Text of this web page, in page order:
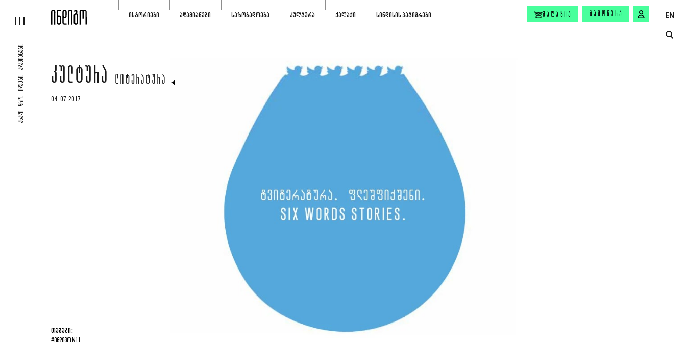
ᲐᲮᲐᲚᲘ ᲓᲠᲝ, ᲘᲓᲔᲔᲑᲘ, ᲐᲓᲐᲛᲘᲐᲜᲔᲑᲘ.
ᲘᲡᲢᲝᲠᲘᲔᲑᲘ ᲐᲓᲐᲛᲘᲐᲜᲔᲑᲘ ᲡᲐᲖᲝᲒᲐᲓᲝᲔᲑᲐ ᲙᲣᲚᲢᲣᲠᲐ ᲥᲐᲚᲐᲥᲘ ᲡᲘᲜᲓᲘᲡᲘᲡ ᲞᲐᲢᲘᲛᲠᲔᲑᲘ ᲛᲐᲦᲐᲖᲘᲐ ᲒᲐᲛᲝᲬᲔᲠᲐ EN
ᲙᲣᲚᲢᲣᲠᲐ ᲚᲘᲢᲔᲠᲐᲢᲣᲠᲐ
04.07.2017
ᲗᲔᲒᲔᲑᲘ:
#ᲘᲜᲓᲘᲒᲝ N11